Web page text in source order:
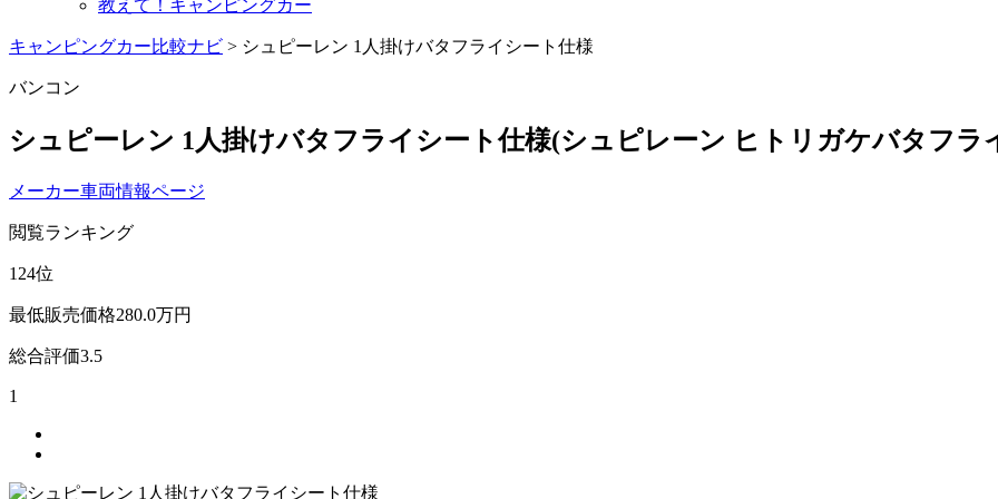
教えて！キャンピングカー
キャンピングカー比較ナビ > シュピーレン 1人掛けバタフライシート仕様
バンコン
シュピーレン 1人掛けバタフライシート仕様(シュピレーン ヒトリガケバタフラ
メーカー車両情報ページ
閲覧ランキング
124位
最低販売価格280.0万円
総合評価3.5
1